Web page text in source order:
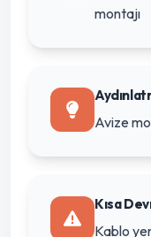
montajı
Avize
Kısa
Kablo